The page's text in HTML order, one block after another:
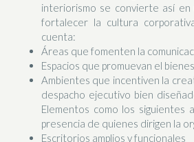
interiorismo se convierte así en
fortalecer la cultura
cuenta:
Áreas que fomenten la
Espacios que promuevan el
Ambientes que incentiven la
despacho ejecutivo bien
Elementos como los siguientes
presencia de quienes dirigen la
Escritorios amplios y funcionales